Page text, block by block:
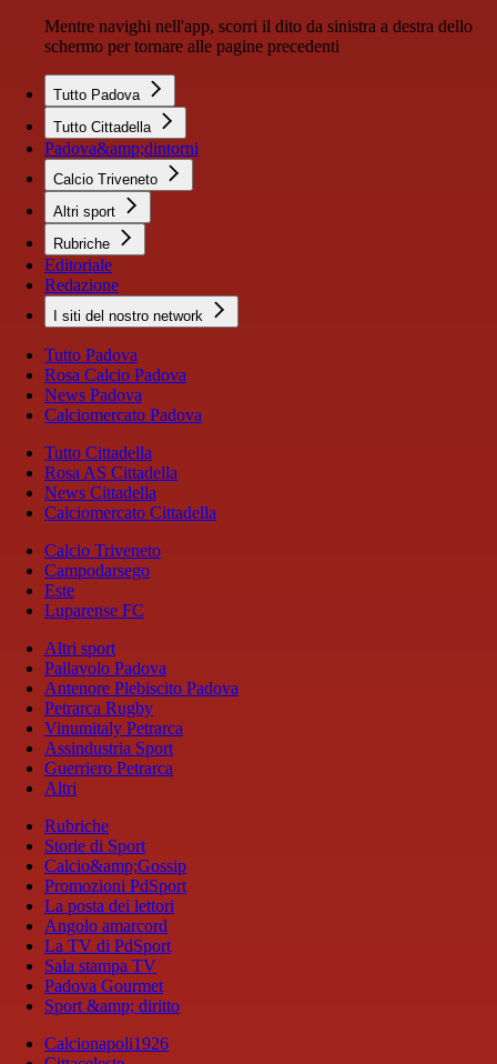
Mentre navighi nell'app, scorri il dito da sinistra a destra dello
schermo per tornare alle pagine precedenti
Tutto Padova
Tutto Cittadella
Padova&amp;dintorni
Calcio Triveneto
Altri sport
Rubriche
Editoriale
Redazione
I siti del nostro network
Tutto Padova
Rosa Calcio Padova
News Padova
Calciomercato Padova
Tutto Cittadella
Rosa AS Cittadella
News Cittadella
Calciomercato Cittadella
Calcio Triveneto
Campodarsego
Este
Luparense FC
Altri sport
Pallavolo Padova
Antenore Plebiscito Padova
Petrarca Rugby
Vinumitaly Petrarca
Assindustria Sport
Guerriero Petrarca
Altri
Rubriche
Storie di Sport
Calcio&amp;Gossip
Promozioni PdSport
La posta dei lettori
Angolo amarcord
La TV di PdSport
Sala stampa TV
Padova Gourmet
Sport &amp; diritto
Calcionapoli1926